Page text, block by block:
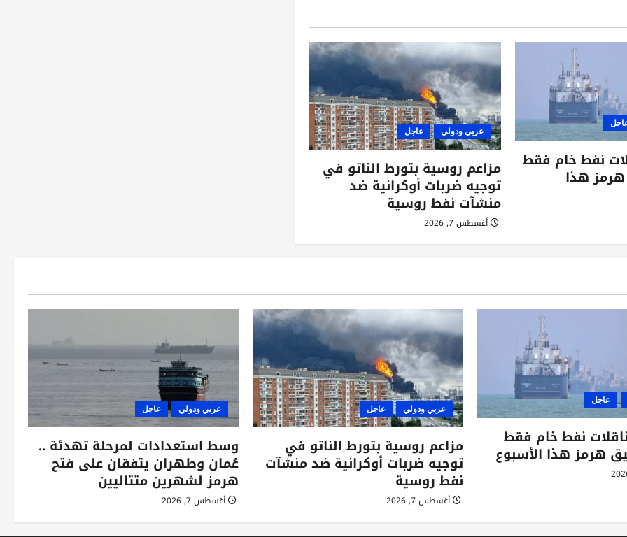
6 ناقلات نفط خام فقط
هذا
عربي ودولي عاجل
مزاعم روسية بتورط الناتو في
توجيه ضربات أوكرانية ضد
منشآت نفط روسية
أغسطس 7, 2026
عاجل
6 ناقلات نفط خام فقط
هرمز هذا الأسبوع
عربي ودولي عاجل
مزاعم روسية بتورط الناتو في
توجيه ضربات أوكرانية ضد منشآت
نفط روسية
أغسطس 7, 2026
عربي ودولي عاجل
وسط استعدادات لمرحلة تهدئة ..
عُمان وطهران يتفقان على فتح
هرمز لشهرين متتاليين
أغسطس 7, 2026